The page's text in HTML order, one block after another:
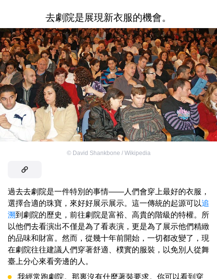
去劇院是展現新衣服的機會。
© David Shankbone / Wikipedia
過去去劇院是一件特別的事情——人們會穿上最好的衣服，
選擇合適的珠寶，來好好展示展示。這一傳統的起源可以追
溯到劇院的歷史，前往劇院是富裕、高貴的階級的特權。所
以他們去看演出不僅是為了看表演，更是為了展示他們精緻
的品味和財富。然而，從幾十年前開始，一切都改變了，現
在劇院往往建議人們穿著舒適、樸實的服裝，以免別人從舞
臺上分心來看旁邊的人。
我經常跑劇院。那裏沒有什麼著裝要求。你可以看到穿